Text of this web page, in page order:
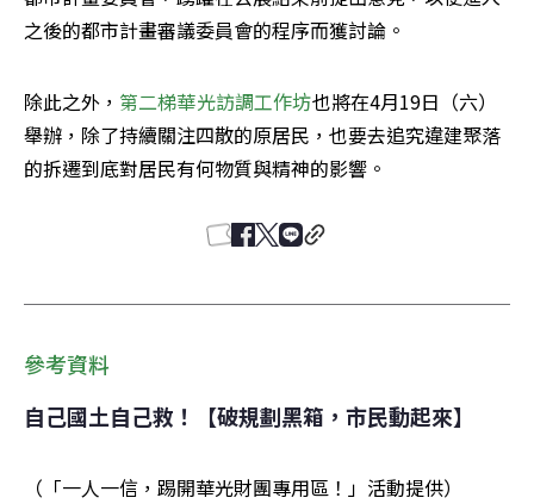
之後的都市計畫審議委員會的程序而獲討論。
除此之外， 第二梯華光訪調工作坊也將在4月19日（六）
舉辦，除了持續關注四散的原居民，也要去追究違建聚落
的拆遷到底對居民有何物質與精神的影響。
參考資料
自己國土自己救！【破規劃黑箱，市民動起來】
（「一人一信，踢開華光財團專用區！」活動提供）